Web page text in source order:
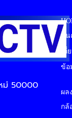
หม่ 50000
สิน
เ
ข้อ
ผล
กล้